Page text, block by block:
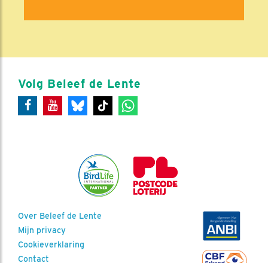
Volg Beleef de Lente
Over Beleef de Lente
Mijn privacy
Cookieverklaring
Contact